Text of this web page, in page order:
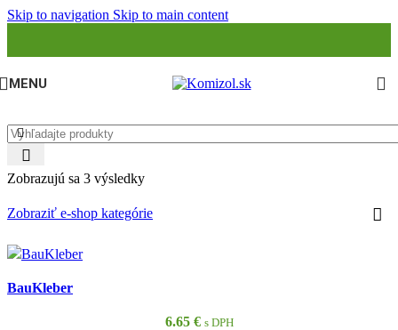
Skip to navigation Skip to main content
MENU
Zobrazujú sa 3 výsledky
Zobraziť e-shop kategórie
BauKleber
6.65 € s DPH